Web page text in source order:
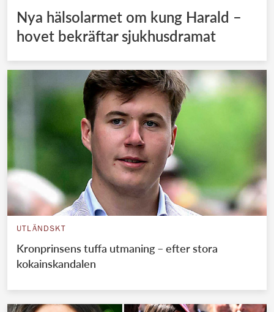
Nya hälsolarmet om kung Harald –
hovet bekräftar sjukhusdramat
UTLÄNDSKT
Kronprinsens tuffa utmaning – efter stora
kokainskandalen